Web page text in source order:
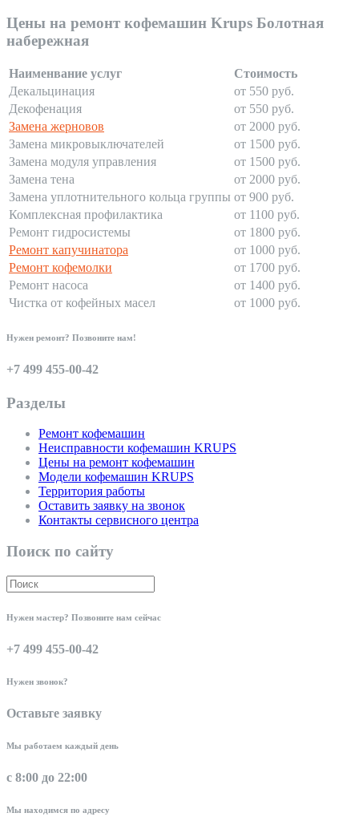
Цены на ремонт кофемашин Krups Болотная
набережная
Наименвание услуг
Стоимость
Декальцинация
от 550 руб.
Декофенация
от 550 руб.
Замена жерновов
от 2000 руб.
Замена микровыключателей
от 1500 руб.
Замена модуля управления
от 1500 руб.
Замена тена
от 2000 руб.
Замена уплотнительного кольца группы от 900 руб.
Комплексная профилактика
от 1100 руб.
Ремонт гидросистемы
от 1800 руб.
Ремонт капучинатора
от 1000 руб.
Ремонт кофемолки
от 1700 руб.
Ремонт насоса
от 1400 руб.
Чистка от кофейных масел
от 1000 руб.
Нужен ремонт? Позвоните нам!
+7 499 455-00-42
Разделы
Ремонт кофемашин
Неисправности кофемашин KRUPS
Цены на ремонт кофемашин
Модели кофемашин KRUPS
Территория работы
Оставить заявку на звонок
Контакты сервисного центра
Поиск по сайту
Нужен мастер? Позвоните нам сейчас
+7 499 455-00-42
Нужен звонок?
Оставьте заявку
Мы работаем каждый день
с 8:00 до 22:00
Мы находимся по адресу